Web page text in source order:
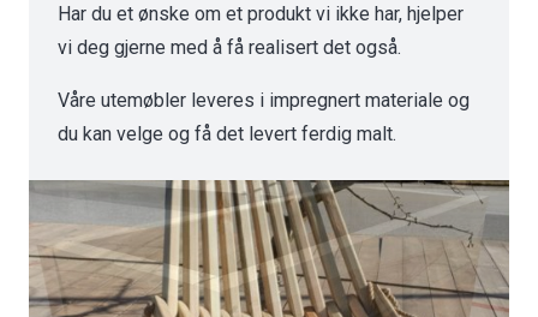
Har du et ønske om et produkt vi ikke har, hjelper
vi deg gjerne med å få realisert det også.
Våre utemøbler leveres i impregnert materiale og
du kan velge og få det levert ferdig malt.